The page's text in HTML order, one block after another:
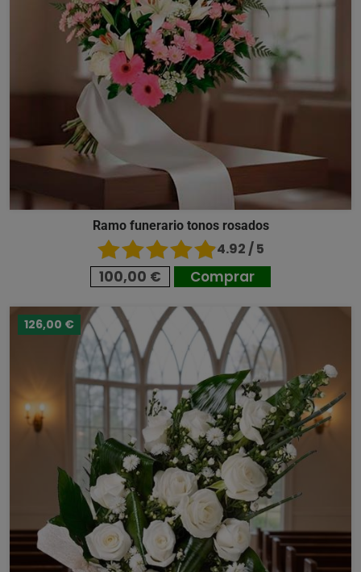
Ramo funerario tonos rosados
4.92 / 5
100,00 € Comprar
126,00 €